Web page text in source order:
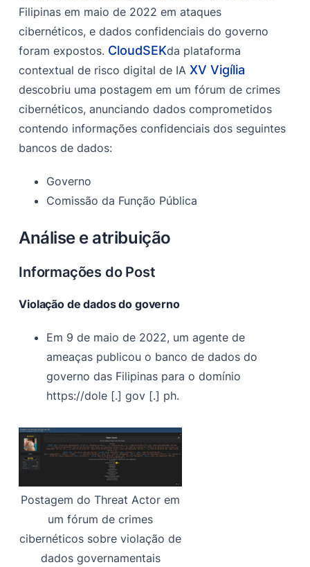
Apêndice
Filipinas em maio de 2022 em ataques
cibernéticos, e dados confidenciais do governo
foram expostos. CloudSEKda plataforma
contextual de risco digital de IAXV Vigília
descobriu uma postagem em um fórum de crimes
cibernéticos, anunciando dados comprometidos
contendo informações confidenciais dos seguintes
bancos de dados:
Governo
Comissão da Função Pública
Análise e atribuição
Informações do Post
Violação de dados do governo
Em 9 de maio de 2022, um agente de
ameaças publicou o banco de dados do
governo das Filipinas para o domínio
https://dole [.] gov [.] ph.
Postagem do Threat Actor em
um fórum de crimes
cibernéticos sobre violação de
dados governamentais